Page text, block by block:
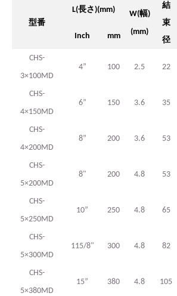
型番
L(長さ )(mm) W(幅)
(mm)
結
束
径
Inch mm
CHS-
3×100MD
4” 100 2.5 22
CHS-
4×150MD
6” 150 3.6 35
CHS-
4×200MD
8” 200 3.6 53
CHS-
5×200MD
8" 200 4.8 53
CHS-
5×250MD
10” 250 4.8 65
CHS-
5×300MD
115/8" 300 4.8 82
CHS-
5×380MD
15” 380 4.8 105